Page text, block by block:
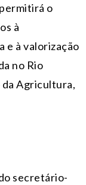
o
à
e à valorização
no Rio
da Agricultura,
secretário-